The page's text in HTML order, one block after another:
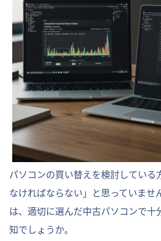
パソコンの買い替えを検討している
なければならない」と思っていませ
は、適切に選んだ中古パソコンで十
知でしょうか。